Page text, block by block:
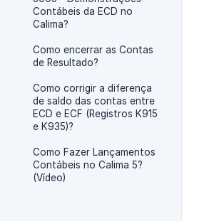
Contábeis da ECD no
Calima?
Como encerrar as Contas
de Resultado?
Como corrigir a diferença
de saldo das contas entre
ECD e ECF (Registros K915
e K935)?
Como Fazer Lançamentos
Contábeis no Calima 5?
(Vídeo)